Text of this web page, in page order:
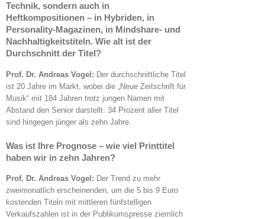
Technik, sondern auch in
Heftkompositionen – in Hybriden, in
Personality-Magazinen, in Mindshare- und
Nachhaltigkeitstiteln. Wie alt ist der
Durchschnitt der Titel?
Prof. Dr. Andreas Vogel: Der durchschnittliche Titel
ist 20 Jahre im Markt, wobei die „Neue Zeitschrift für
Musik“ mit 184 Jahren trotz jungen Namen mit
Abstand den Senior darstellt. 34 Prozent aller Titel
sind hingegen jünger als zehn Jahre.
Was ist Ihre Prognose – wie viel Printtitel
haben wir in zehn Jahren?
Prof. Dr. Andreas Vogel: Der Trend zu mehr
zweimonatlich erscheinenden, um die 5 bis 9 Euro
kostenden Titeln mit mittleren fünfstelligen
Verkaufszahlen ist in der Publikumspresse ziemlich